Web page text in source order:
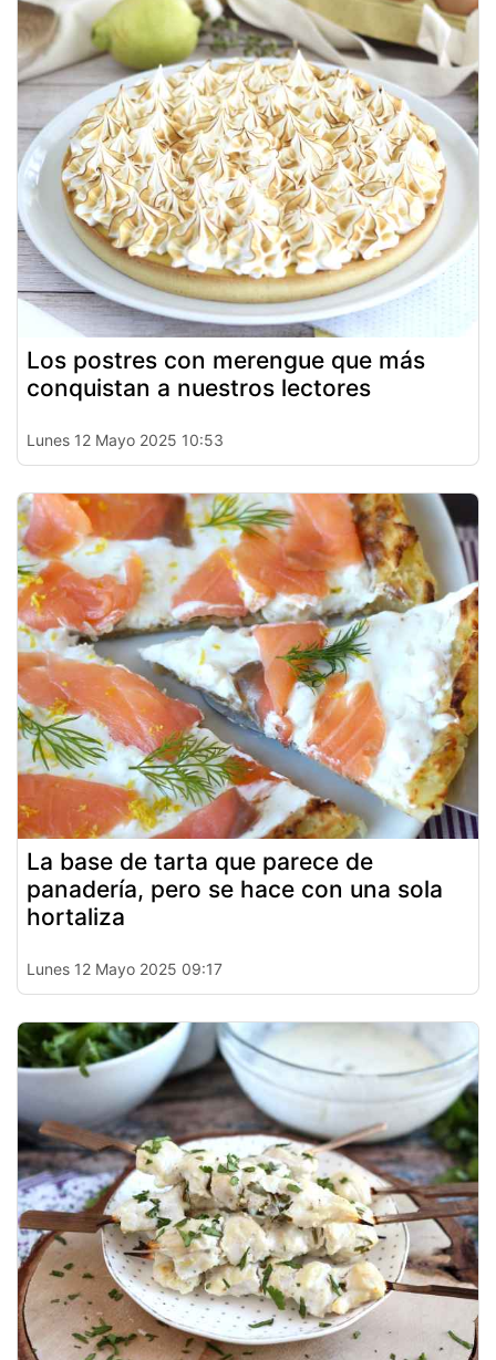
Los postres con merengue que más
conquistan a nuestros lectores
Lunes 12 Mayo 2025 10:53
La base de tarta que parece de
panadería, pero se hace con una sola
hortaliza
Lunes 12 Mayo 2025 09:17